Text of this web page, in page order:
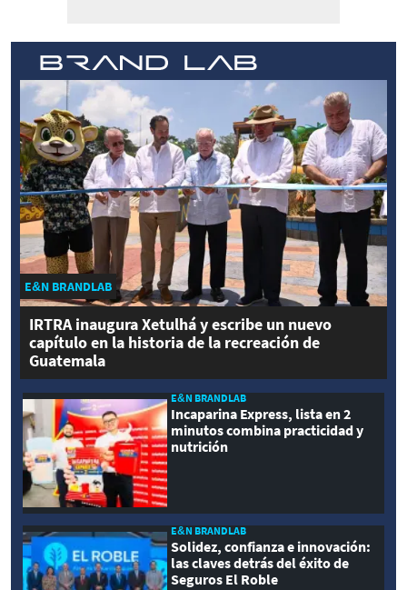
E&N BRANDLAB
IRTRA inaugura Xetulhá y escribe un nuevo
capítulo en la historia de la recreación de
Guatemala
E&N BRANDLAB
Incaparina Express, lista en 2
minutos combina practicidad y
nutrición
E&N BRANDLAB
Solidez, confianza e innovación:
las claves detrás del éxito de
Seguros El Roble